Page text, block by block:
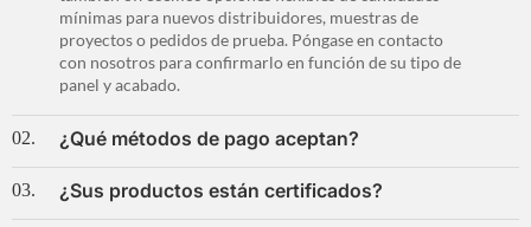
mínimas para nuevos distribuidores, muestras de
proyectos o pedidos de prueba. Póngase en contacto
con nosotros para confirmarlo en función de su tipo de
panel y acabado.
02. ¿Qué métodos de pago aceptan?
03. ¿Sus productos están certificados?